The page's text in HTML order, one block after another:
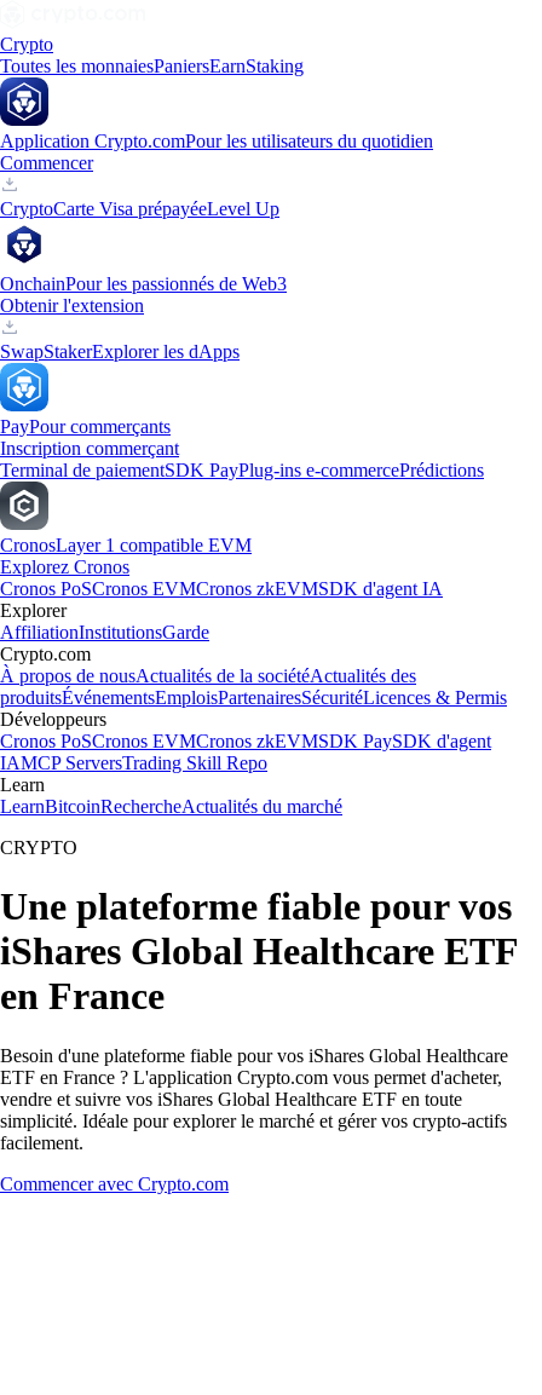
Crypto
Toutes les monnaiesPaniersEarnStaking
Application Crypto.comPour les utilisateurs du quotidien
Commencer
CryptoCarte Visa prépayéeLevel Up
OnchainPour les passionnés de Web3
Obtenir l'extension
SwapStakerExplorer les dApps
PayPour commerçants
Inscription commerçant
Terminal de paiementSDK PayPlug-ins e-commercePrédictions
CronosLayer 1 compatible EVM
Explorez Cronos
Cronos PoSCronos EVMCronos zkEVMSDK d'agent IA
Explorer
AffiliationInstitutionsGarde
Crypto.com
À propos de nousActualités de la sociétéActualités des
produitsÉvénementsEmploisPartenairesSécuritéLicences & Permis
Développeurs
Cronos PoSCronos EVMCronos zkEVMSDK PaySDK d'agent
IAMCP ServersTrading Skill Repo
Learn
LearnBitcoinRechercheActualités du marché
CRYPTO
Une plateforme fiable pour vos
iShares Global Healthcare ETF
en France
Besoin d'une plateforme fiable pour vos iShares Global Healthcare
ETF en France ? L'application Crypto.com vous permet d'acheter,
vendre et suivre vos iShares Global Healthcare ETF en toute
simplicité. Idéale pour explorer le marché et gérer vos crypto-actifs
facilement.
Commencer avec Crypto.com